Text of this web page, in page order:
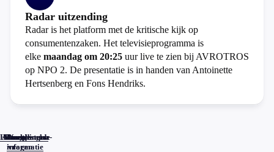
Radar uitzending
Radar is het platform met de kritische kijk op
consumentenzaken. Het televisieprogramma is
elke maandag om 20:25 uur live te zien bij AVROTROS
op NPO 2. De presentatie is in handen van Antoinette
Hertsenberg en Fons Hendriks.
Home
Actueel
Uitzendingen
Reacties
Programma-
informatie
Veelgestelde
vragen